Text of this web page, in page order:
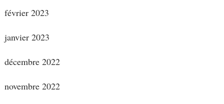
février 2023
janvier 2023
décembre 2022
novembre 2022